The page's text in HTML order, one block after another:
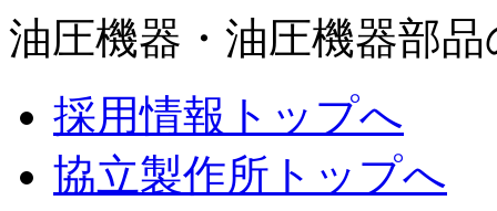
油圧機器・油圧機器部
採用情報トップへ
協立製作所トップへ